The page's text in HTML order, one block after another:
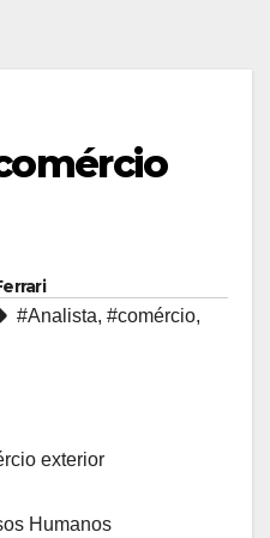
#Analista, #comércio,
exterior
Humanos